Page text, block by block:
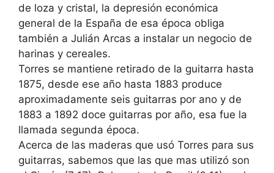
de loza y cristal, la depresión económica
general de la España de esa época obliga
también a Julián Arcas a instalar un negocio de
harinas y cereales.
Torres se mantiene retirado de la guitarra hasta
1875, desde ese año hasta 1883 produce
aproximadamente seis guitarras por ano y de
1883 a 1892 doce guitarras por año, esa fue la
llamada segunda época.
Acerca de las maderas que usó Torres para sus
guitarras, sabemos que las que mas utilizó son